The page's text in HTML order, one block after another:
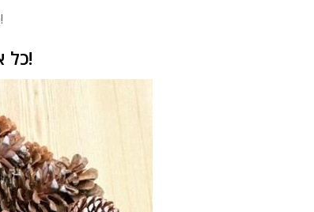
כעת אנו מנצלים את ההזדמנות שחג המולד של כולנו נעשה סקירה כללית של הנושא!
כל אחד יכול להתעסק בעיטור דלת מסוגנן ומקורי עם בלוטים!